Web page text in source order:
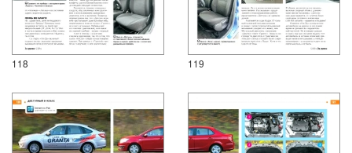
118 119